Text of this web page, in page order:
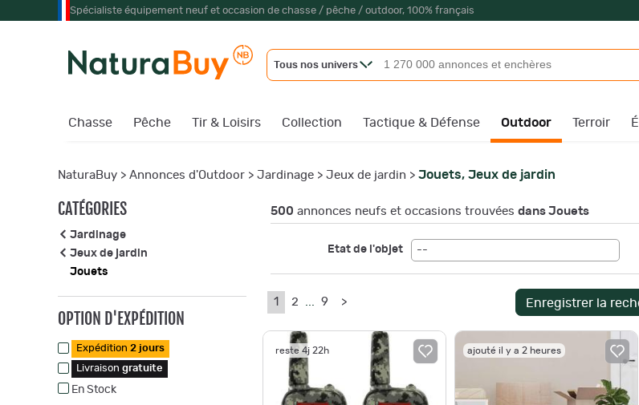
Spécialiste équipement neuf et occasion de chasse / pêche / outdoor, 100% français
Tous nos univers
Chasse Pêche Tir & Loisirs Collection Tactique & Défense Outdoor Terroir
NaturaBuy > Annonces d'Outdoor > Jardinage > Jeux de jardin > Jouets, Jeux de jardin
CATÉGORIES
Jardinage
Jeux de jardin
Jouets
OPTION D'EXPÉDITION
Expédition 2 jours
Livraison gratuite
En Stock
500 annonces neufs et occasions trouvées dans Jouets
Etat de l'objet --
1 2 ... 9 > Enregistrer la
reste 4j 22h ajouté il y a 2 heures